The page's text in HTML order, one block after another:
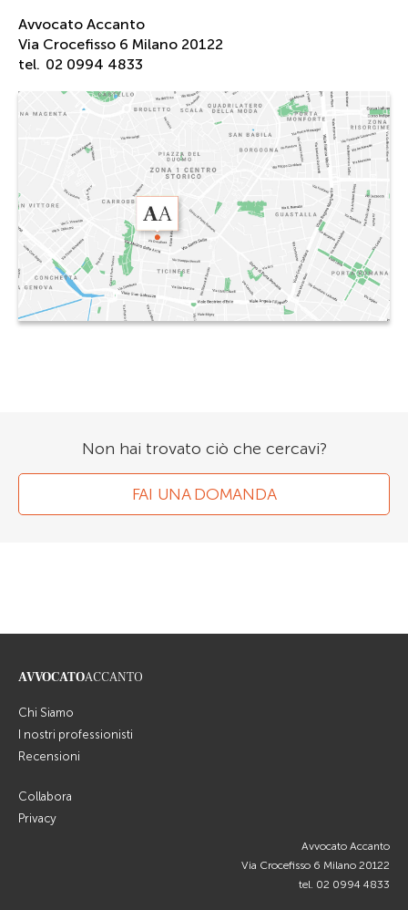
Avvocato Accanto
Via Crocefisso 6 Milano 20122
tel. 02 0994 4833
Non hai trovato ciò che cercavi?
FAI UNA DOMANDA
AVVOCATOACCANTO
Chi Siamo
I nostri professionisti
Recensioni
Collabora
Privacy
Avvocato Accanto
Via Crocefisso 6 Milano 20122
tel. 02 0994 4833